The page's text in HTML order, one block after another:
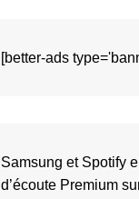
[better-ads
Samsung et Spotify
d’écoute Premium